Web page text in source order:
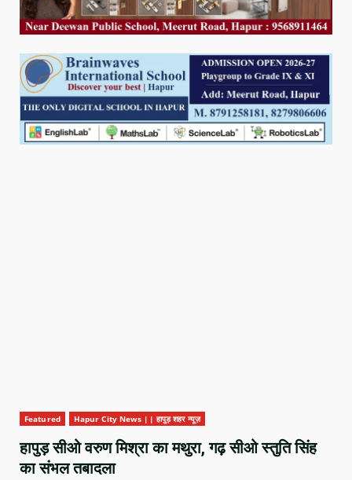
Featured Hapur City News || हापुड़ शहर न्यूज़
हापुड़ सीओ वरुण मिश्रा का मथुरा, गढ़ सीओ स्तुति सिंह
का संभल तबादला